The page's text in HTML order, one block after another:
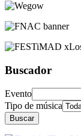
Buscador
Evento
Tipo de música
Buscar